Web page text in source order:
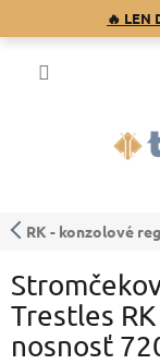
🔥 LEN
RK - konzolové
Trestles
nosnosť